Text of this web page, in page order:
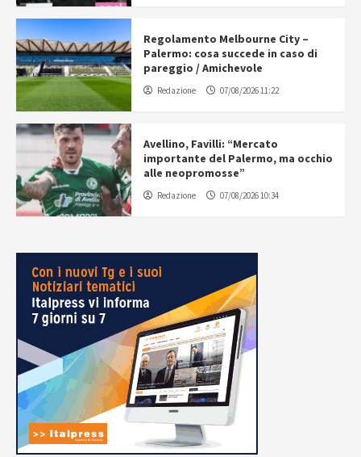
Regolamento Melbourne City –
Palermo: cosa succede in caso di
pareggio / Amichevole
Redazione 07/08/2026 11:22
Avellino, Favilli: “Mercato
importante del Palermo, ma occhio
alle neopromosse”
Redazione 07/08/2026 10:34